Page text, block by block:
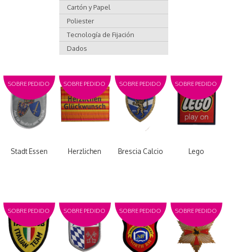
Cartón y Papel
Poliester
Tecnología de Fijación
Dados
SOBRE PEDIDO
Stadt Essen
SOBRE PEDIDO
Herzlichen
SOBRE PEDIDO
Brescia Calcio
SOBRE PEDIDO
Lego
SOBRE PEDIDO SOBRE PEDIDO SOBRE PEDIDO SOBRE PEDIDO